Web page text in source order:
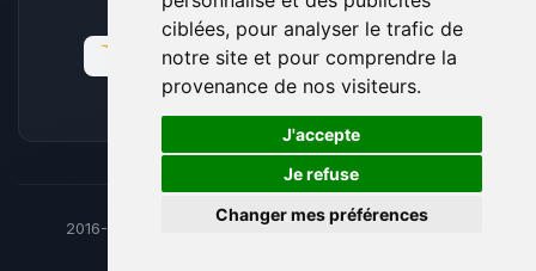
ciblées, pour analyser le trafic de
notre site et pour comprendre la
provenance de nos visiteurs.
J'accepte
Je refuse
Changer mes préférences
2016-26 © BoxToPlay - ByteLogic tous droits réservés
🍪